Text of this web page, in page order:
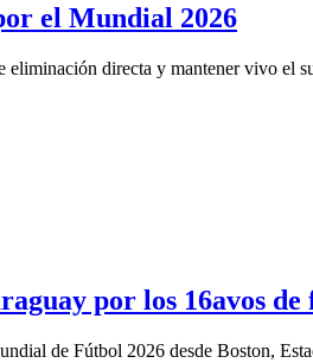
el Mundial 2026
eliminación directa y mantener vivo el
por los 16avos
de Fútbol 2026 desde Boston,